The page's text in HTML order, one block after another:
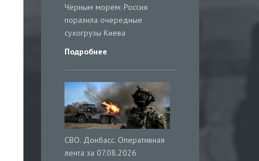
Чёрным морем: Россия
поразила очередные
сухогрузы Киева
Подробнее
СВО. Донбасс. Оперативная
лента за 07.08.2026